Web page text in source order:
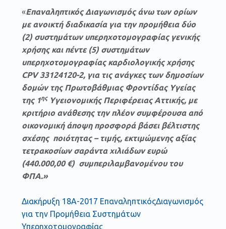
«Επαναληπτικός Διαγωνισμός άνω των ορίων
με ανοικτή διαδικασία για την προμήθεια δύο
(2) συστημάτων υπερηχοτομογραφίας γενικής
χρήσης και πέντε (5) συστημάτων
υπερηχοτομογραφίας καρδιολογικής χρήσης
CPV 33124120-2, για τις ανάγκες των δημοσίων
δομών της Πρωτοβάθμιας Φροντίδας Υγείας
της 1ηςΥγειονομικής Περιφέρειας Αττικής, με
κριτήριο ανάθεσης την πλέον συμφέρουσα από
οικονομική άποψη προσφορά βάσει βέλτιστης
σχέσης ποιότητας – τιμής, εκτιμώμενης αξίας
τετρακοσίων σαράντα χιλιάδων ευρώ
(440.000,00 €) συμπεριλαμβανομένου του
ΦΠΑ.»
Διακήρυξη 18Α-2017 ΕπαναληπτικόςΔιαγωνισμός
για την Προμήθεια Συστημάτων
Υπερηχοτομογραφίας